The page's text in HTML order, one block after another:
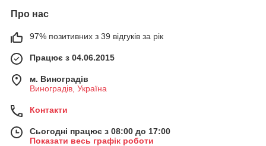
Про нас
97% позитивних з 39 відгуків за рік
Працює з 04.06.2015
м. Виноградів
Виноградів, Україна
Контакти
Сьогодні працює з 08:00 до 17:00
Показати весь графік роботи